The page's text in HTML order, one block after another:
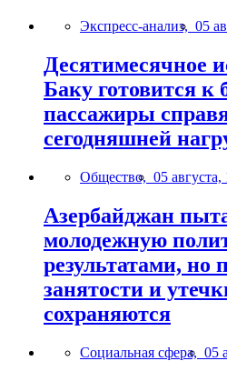
Экспресс-анализ, 05
Десятимесячное
Баку готовится к
пассажиры
сегодняшней
Общество, 05 августа,
Азербайджан
молодежную
результатами, но
занятости и
сохраняются
Социальная сфера, 05